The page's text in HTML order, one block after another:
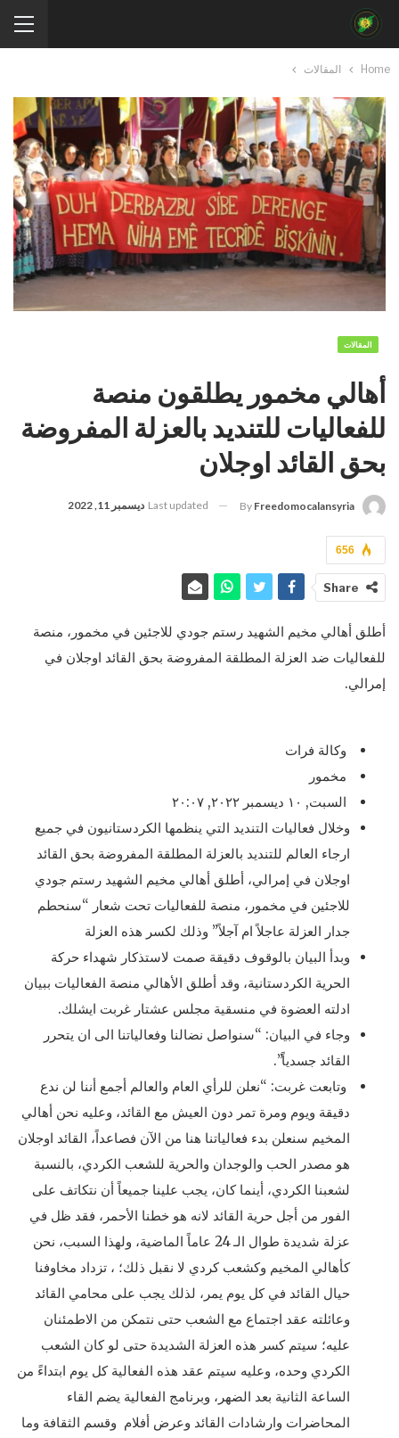
Home المقالات
المقالات
أهالي مخمور يطلقون منصة
للفعاليات للتنديد بالعزلة المفروضة
بحق القائد اوجلان
By Freedomocalansyria
Last updated ديسمبر 11, 2022
656
Share
أطلق أهالي مخيم الشهيد رستم جودي للاجئين في مخمور، منصة
للفعاليات ضد العزلة المطلقة المفروضة بحق القائد اوجلان في
إمرالي.
وكالة فرات
مخمور
السبت, ١٠ ديسمبر ٢٠٢٢, ٢٠:٠٧
وخلال فعاليات التنديد التي ينظمها الكردستانيون في جميع
ارجاء العالم للتنديد بالعزلة المطلقة المفروضة بحق القائد
اوجلان في إمرالي، أطلق أهالي مخيم الشهيد رستم جودي
للاجئين في مخمور، منصة للفعاليات تحت شعار “سنحطم
جدار العزلة عاجلاً ام آجلاً” وذلك لكسر هذه العزلة
وبدأ البيان بالوقوف دقيقة صمت لاستذكار شهداء حركة
الحرية الكردستانية، وقد أطلق الأهالي منصة الفعاليات ببيان
ادلته العضوة في منسقية مجلس عشتار غربت ايشلك.
وجاء في البيان: “سنواصل نضالنا وفعالياتنا الى ان يتحرر
القائد جسدياً”.
وتابعت غربت: “نعلن للرأي العام والعالم أجمع أننا لن ندع
دقيقة ويوم ومرة تمر دون العيش مع القائد، وعليه نحن أهالي
المخيم سنعلن بدء فعالياتنا هنا من الآن فصاعداً، القائد اوجلان
هو مصدر الحب والوجدان والحرية للشعب الكردي، بالنسبة
لشعبنا الكردي، أينما كان، يجب علينا جميعاً أن نتكاتف على
الفور من أجل حرية القائد لانه هو خطنا الأحمر، فقد ظل في
عزلة شديدة طوال الـ 24 عاماً الماضية، ولهذا السبب، نحن
كأهالي المخيم وكشعب كردي لا نقبل ذلك؛ ، تزداد مخاوفنا
حيال القائد في كل يوم يمر، لذلك يجب على محامي القائد
وعائلته عقد اجتماع مع الشعب حتى نتمكن من الاطمئنان
عليه؛ سيتم كسر هذه العزلة الشديدة حتى لو كان الشعب
الكردي وحده، وعليه سيتم عقد هذه الفعالية كل يوم ابتداءً من
الساعة الثانية بعد الضهر، وبرنامج الفعالية يضم القاء
المحاضرات وارشادات القائد وعرض أفلام وقسم الثقافة وما